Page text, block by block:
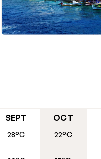
SEPT
28°C
OCT
22°C